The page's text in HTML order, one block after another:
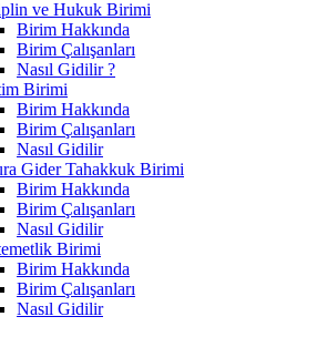
ve Hukuk Birimi
Birim Hakkında
Birim Çalışanları
Nasıl Gidilir ?
Birimi
Birim Hakkında
Birim Çalışanları
Nasıl Gidilir
Gider Tahakkuk Birimi
Birim Hakkında
Birim Çalışanları
Nasıl Gidilir
Birimi
Birim Hakkında
Birim Çalışanları
Nasıl Gidilir